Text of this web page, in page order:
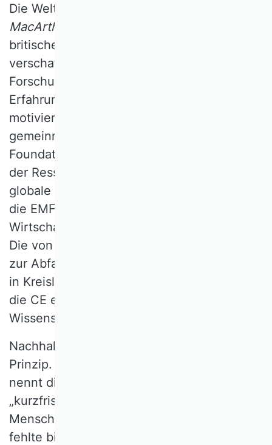
Die Weltumseglung in 71 Tagen hat
MacArthur
britischen Adelsstand (mit nur 28 Jahren)
verschafft – und der BWL ein neues
Forschungsfeld. Ihre hautnahen
Erfahrungen allein auf dem Meer
motivierten sie 2010 zur Gründung der
gemeinnützigen Ellen MacArthur-
Foundation (EMF). Weil ihr die Begrenztheit
der Ressourcen und ihre gleichzeitige
globale Ausbeutung bewusst wurden, hat
die EMF zur Mission, die Transformation der
Wirtschaft zu einer CE zu beschleunigen.
Die von der EMF veröffentlichten Konzepte
zur Abfall- und Ressourcenbewirtschaftung
in Kreisläufen in Imitation der Natur haben
die CE erfolgreich als Rahmenkonzept in
Wissenschaft und Wirtschaft etabliert.
Nachhaltiges Wirtschaften ist ein uraltes
Prinzip. Die Historikerin Annette Kehnel
nennt die Wegwerfgesellschaft ein
„kurzfristiges Ausnahmephänomen“ der
Menschheitsgeschichte. Entsprechend
fehlte bis ins 20. Jahrhundert das Wort